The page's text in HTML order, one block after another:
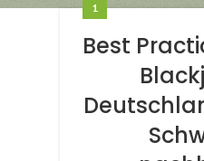
1
Best